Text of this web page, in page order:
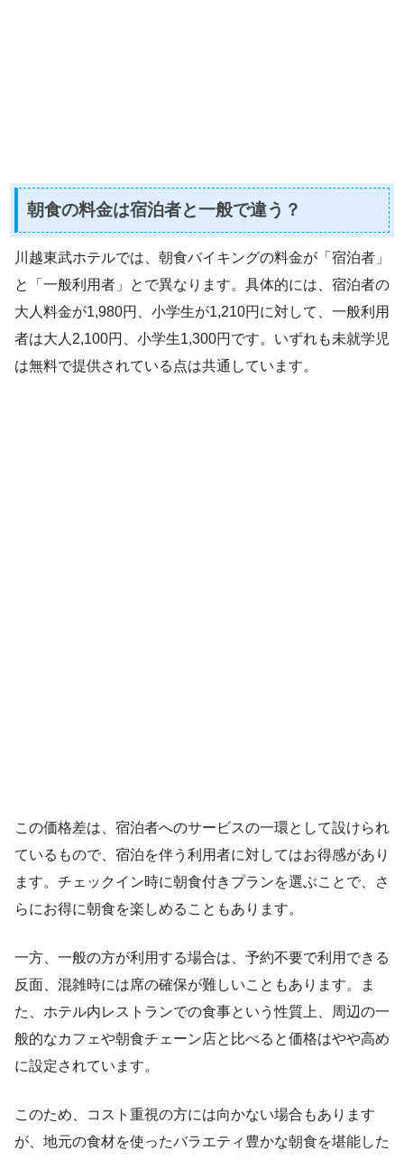
朝食の料金は宿泊者と一般で違う？
川越東武ホテルでは、朝食バイキングの料金が「宿泊者」
と「一般利用者」とで異なります。具体的には、宿泊者の
大人料金が1,980円、小学生が1,210円に対して、一般利用
者は大人2,100円、小学生1,300円です。いずれも未就学児
は無料で提供されている点は共通しています。
この価格差は、宿泊者へのサービスの一環として設けられ
ているもので、宿泊を伴う利用者に対してはお得感があり
ます。チェックイン時に朝食付きプランを選ぶことで、さ
らにお得に朝食を楽しめることもあります。
一方、一般の方が利用する場合は、予約不要で利用できる
反面、混雑時には席の確保が難しいこともあります。ま
た、ホテル内レストランでの食事という性質上、周辺の一
般的なカフェや朝食チェーン店と比べると価格はやや高め
に設定されています。
このため、コスト重視の方には向かない場合もあります
が、地元の食材を使ったバラエティ豊かな朝食を堪能した